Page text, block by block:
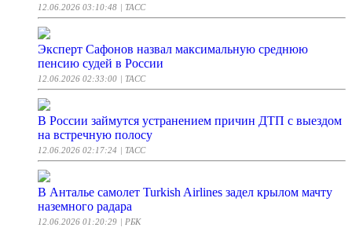
12.06.2026 03:10:48 | ТАСС
Эксперт Сафонов назвал максимальную среднюю
пенсию судей в России
12.06.2026 02:33:00 | ТАСС
В России займутся устранением причин ДТП с выездом
на встречную полосу
12.06.2026 02:17:24 | ТАСС
В Анталье самолет Turkish Airlines задел крылом мачту
наземного радара
12.06.2026 01:20:29 | РБК